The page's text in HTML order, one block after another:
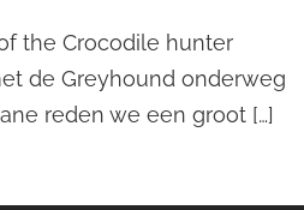
the Crocodile hunter
de Greyhound onderweg
reden we een groot […]